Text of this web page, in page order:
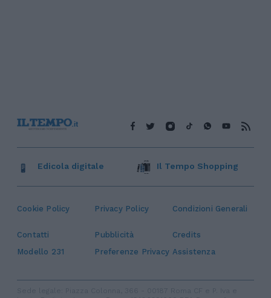
Cookie Policy Privacy Policy Condizioni Generali
Contatti Pubblicità
Credits
Modello 231
Preferenze Privacy Assistenza
Edicola digitale Il Tempo Shopping